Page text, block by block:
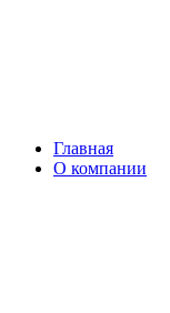
Главная
О компании